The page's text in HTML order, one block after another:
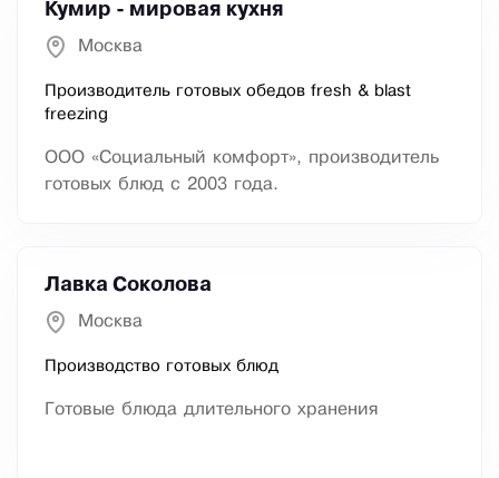
Кумир - мировая кухня
Москва
Производитель готовых обедов fresh & blast
freezing
ООО «Социальный комфорт», производитель
готовых блюд с 2003 года.
Лавка Соколова
Москва
Производство готовых блюд
Готовые блюда длительного хранения